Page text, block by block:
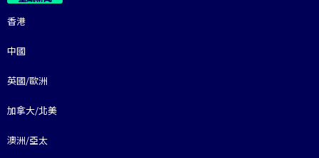
香港
中國
英國/歐洲
加拿大/北美
澳洲/亞太